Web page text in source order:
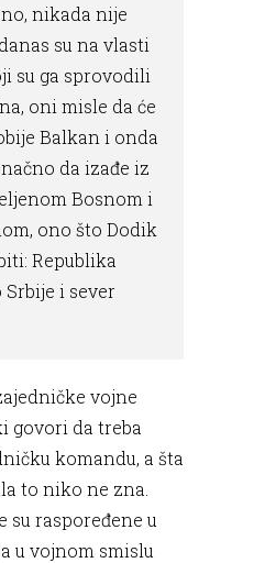
nikada nije
su na vlasti
su ga sprovodili
oni misle da će
Balkan i onda
da izađe iz
Bosnom i
ono što Dodik
Republika
Srbije i sever
vojne
govori da treba
komandu, a šta
to niko ne zna.
su raspoređene u
u vojnom smislu